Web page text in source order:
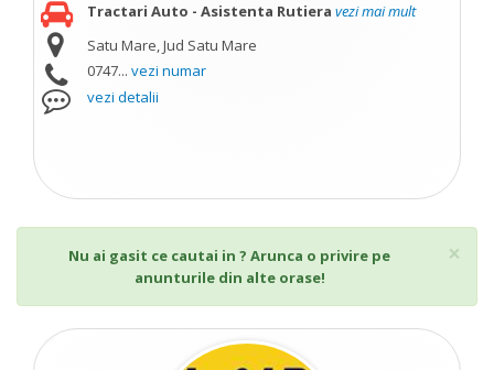
Tractari Auto - Asistenta Rutiera vezi mai mult
Satu Mare, Jud Satu Mare
0747... vezi numar
vezi detalii
×
Nu ai gasit ce cautai in ? Arunca o privire pe
anunturile din alte orase!